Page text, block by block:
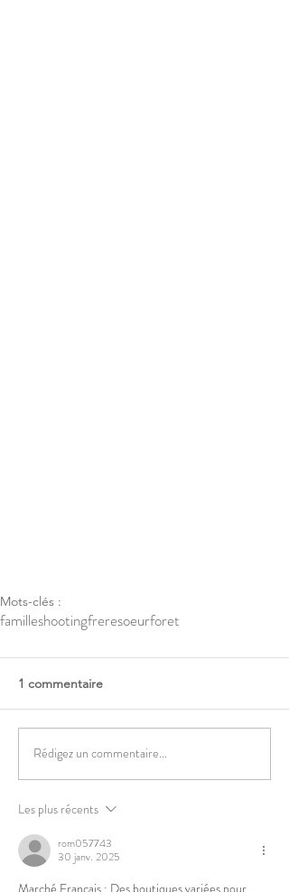
Mots-clés :
familleshootingfreresoeurforet
1 commentaire
Rédigez un commentaire...
Les plus récents
rom057743
30 janv. 2025
Marché Français : Des boutiques variées pour